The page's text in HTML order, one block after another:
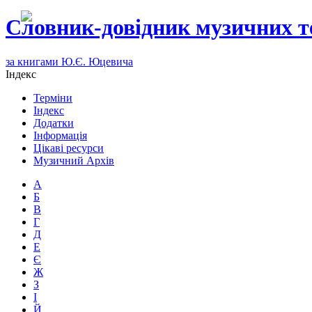
Словник-довідник музичних
за книгами Ю.Є. Юцевича
Індекс
Терміни
Індекс
Додатки
Інформація
Цікаві ресурси
Музичний Архів
А
Б
В
Г
Д
Е
Є
Ж
З
І
Й